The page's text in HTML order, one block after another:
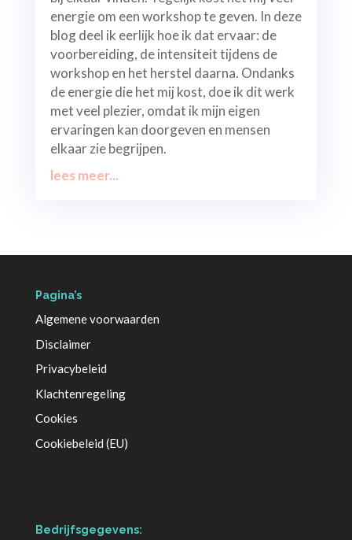
energie om een workshop te geven. In deze
blog deel ik eerlijk hoe ik dat ervaar: de
voorbereiding, de intensiteit tijdens de
workshop en het herstel daarna. Ondanks
de energie die het mij kost, doe ik dit werk
met veel plezier, omdat ik mijn eigen
ervaringen kan doorgeven en mensen
elkaar zie begrijpen.
lees meer...
Pagina’s
Algemene voorwaarden
Disclaimer
Privacybeleid
Klachtenregeling
Cookies
Cookiebeleid (EU)
Bedrijfsgegevens: